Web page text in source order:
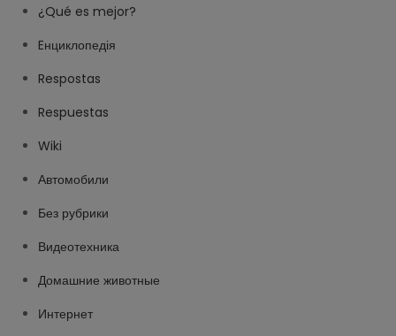
¿Qué es mejor?
Eнциклопедія
Respostas
Respuestas
Wiki
Автомобили
Без рубрики
Видеотехника
Домашние животные
Интернет